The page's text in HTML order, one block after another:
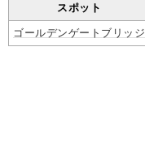
スポット
ゴールデンゲートブリッジ